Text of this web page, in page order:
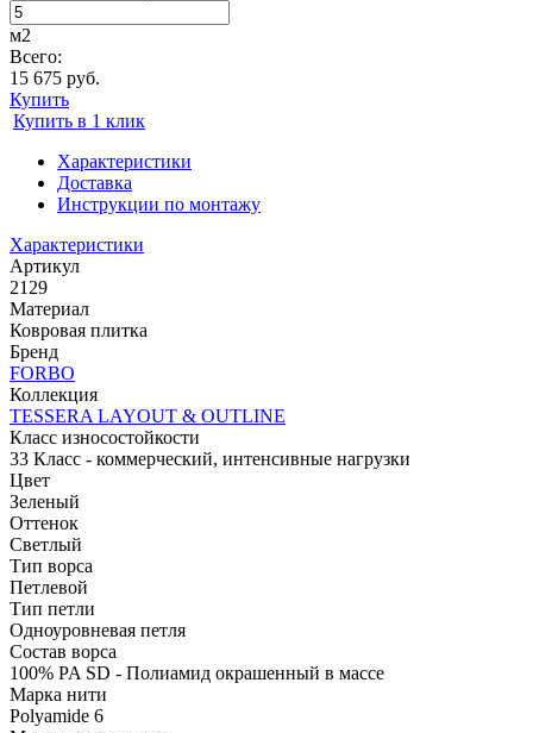
м2
Всего:
15 675 руб.
Купить
Купить в 1 клик
Характеристики
Доставка
Инструкции по монтажу
Характеристики
Артикул
2129
Материал
Ковровая плитка
Бренд
FORBO
Коллекция
TESSERA LAYOUT & OUTLINE
Класс износостойкости
33 Класс - коммерческий, интенсивные нагрузки
Цвет
Зеленый
Оттенок
Светлый
Тип ворса
Петлевой
Тип петли
Одноуровневая петля
Состав ворса
100% PA SD - Полиамид окрашенный в массе
Марка нити
Polyamide 6